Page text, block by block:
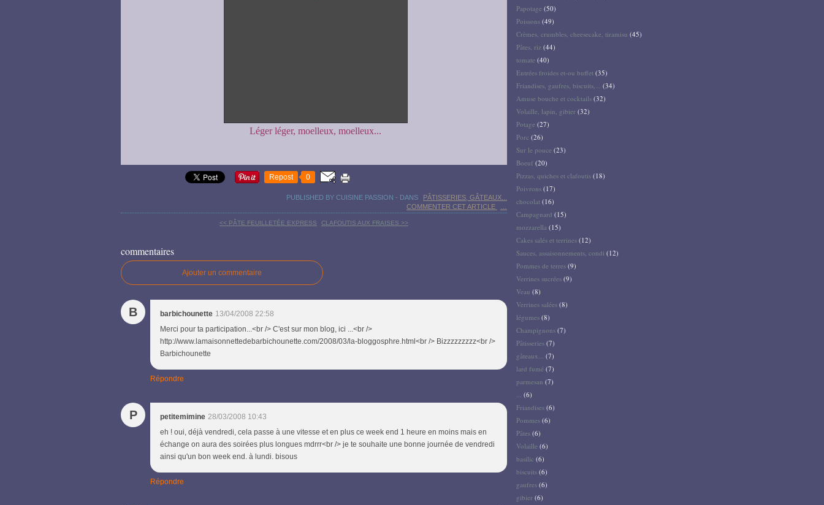
Léger léger, moelleux, moelleux...
Repost 0
PUBLISHED BY CUISINE PASSION - DANS
PÂTISSERIES, GÂTEAUX...
COMMENTER CET ARTICLE
<< PÂTE FEUILLETÉE EXPRESS CLAFOUTIS AUX FRAISES >>
commentaires
Ajouter un commentaire
B barbichounette 13/04/2008 22:58
Merci pour ta participation...<br /> C'est sur mon blog, ici ...<br />
http://www.lamaisonnettedebarbichounette.com/2008/03/la-bloggosphre.html<br /> Bizzzzzzzzz<br />
Barbichounette
Répondre
P petitemimine 28/03/2008 10:43
eh ! oui, déjà vendredi, cela passe à une vitesse et en plus ce week end 1 heure en moins mais en
échange on aura des soirées plus longues mdrrr<br /> je te souhaite une bonne journée de vendredi
ainsi qu'un bon week end. à lundi. bisous
Répondre
Papotage (50)
Poissons (49)
Crèmes, crumbles, cheesecake, tiramisu (45)
Pâtes, riz (44)
tomate (40)
Entrées froides et-ou buffet (35)
Friandises, gaufres, biscuits,... (34)
Amuse bouche et cocktails (32)
Volaille, lapin, gibier (32)
Potage (27)
Porc (26)
Sur le pouce (23)
Boeuf (20)
Pizzas, quiches et clafoutis (18)
Poivrons (17)
chocolat (16)
Campagnard (15)
mozzarella (15)
Cakes salés et terrines (12)
Sauces, assaisonnements, condi (12)
Pommes de terres (9)
Verrines sucrées (9)
Veau (8)
Verrines salées (8)
légumes (8)
Champignons (7)
Pâtisseries (7)
gâteaux... (7)
lard fumé (7)
parmesan (7)
... (6)
Friandises (6)
Pommes (6)
Pâtes (6)
Volaille (6)
basilic (6)
biscuits (6)
gaufres (6)
gibier (6)